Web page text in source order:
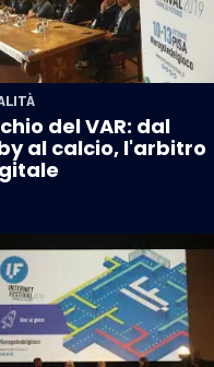
del VAR: dal
al calcio, l'arbitro